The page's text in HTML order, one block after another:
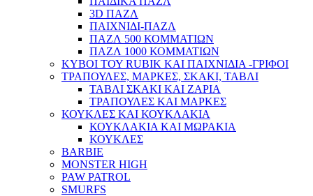
3D ΠΑΖΛ
ΠΑΙΧΝΙΔΙ-ΠΑΖΛ
ΠΑΖΛ 500 ΚΟΜΜΑΤΙΩΝ
ΠΑΖΛ 1000 ΚΟΜΜΑΤΙΩΝ
ΚΥΒΟΙ ΤΟΥ RUBIK ΚΑΙ ΠΑΙΧΝΙΔΙΑ -ΓΡΙΦΟΙ
ΤΡΑΠΟΥΛΕΣ, ΜΑΡΚΕΣ, ΣΚΑΚΙ, ΤΑΒΛΙ
ΤΑΒΛΙ ΣΚΑΚΙ ΚΑΙ ΖΑΡΙΑ
ΤΡΑΠΟΥΛΕΣ ΚΑΙ ΜΑΡΚΕΣ
ΚΟΥΚΛΕΣ ΚΑΙ ΚΟΥΚΛΑΚΙΑ
ΚΟΥΚΛΑΚΙΑ ΚΑΙ ΜΩΡΑΚΙΑ
ΚΟΥΚΛΕΣ
BARBIE
MONSTER HIGH
PAW PATROL
SMURFS